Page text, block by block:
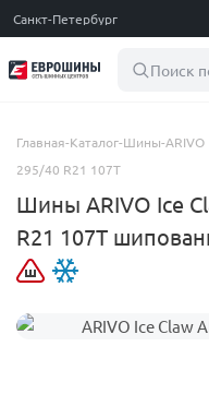
Санкт-Петербург
Поиск
Главная-Каталог-Шины-ARIVO
295/40 R21 107T
Шины ARIVO Ice
R21 107T